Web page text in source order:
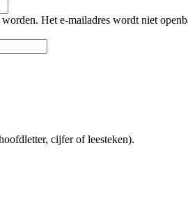
Het e-mailadres wordt niet
cijfer of leesteken).